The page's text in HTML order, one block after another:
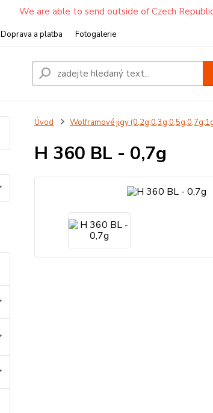
We are able to send outside of Czech
Doprava a platba Fotogalerie
Úvod Wolframové jigy
H 360 BL - 0,7g